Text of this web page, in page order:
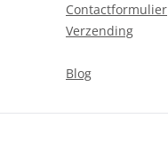
Contactformulier
Verzending
Blog